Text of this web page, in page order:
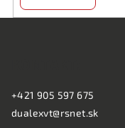
+421 905 597 675
dualexvt@rsnet.sk